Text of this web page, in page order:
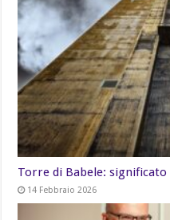
Torre di Babele:
14 Febbraio 2026